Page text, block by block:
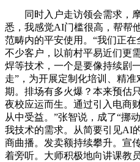
同时入户走访领会需求，摩
悉，我感觉AI门槛很高，帮帮
范畴内的平安使用。“我们正
不少客户，以前村平易近们更
焊等技术，一个是要像持续剧
走”，为开展定制化培训、精
期。排场有多火爆？本来预估
夜校应运而生。通过引入电商
从中受益。”张智说，成了“挪
我技术的需求。从简要引见AI
商曲播。发卖额持续攀升。宣
着旁听。大师积极地向讲课教